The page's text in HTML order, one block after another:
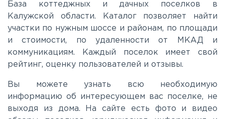
База коттеджных и дачных поселков в
Калужской области. Каталог позволяет найти
участки по нужным шоссе и районам, по площади
и стоимости, по удаленности от МКАД и
коммуникациям. Каждый поселок имеет свой
рейтинг, оценку пользователей и отзывы.
Вы можете узнать всю необходимую
информацию об интересующем вас поселке, не
выходя из дома. На сайте есть фото и видео